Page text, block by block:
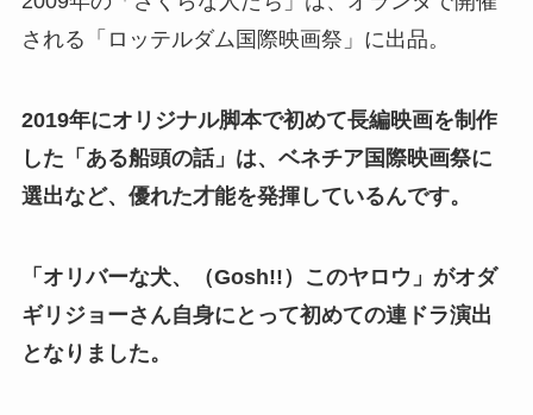
される「ロッテルダム国際映画祭」に出品。
2019年にオリジナル脚本で初めて長編映画を制作
した「ある船頭の話」は、ベネチア国際映画祭に
選出など、優れた才能を発揮しているんです。
「オリバーな犬、（Gosh!!）このヤロウ」がオダ
ギリジョーさん自身にとって初めての連ドラ演出
となりました。